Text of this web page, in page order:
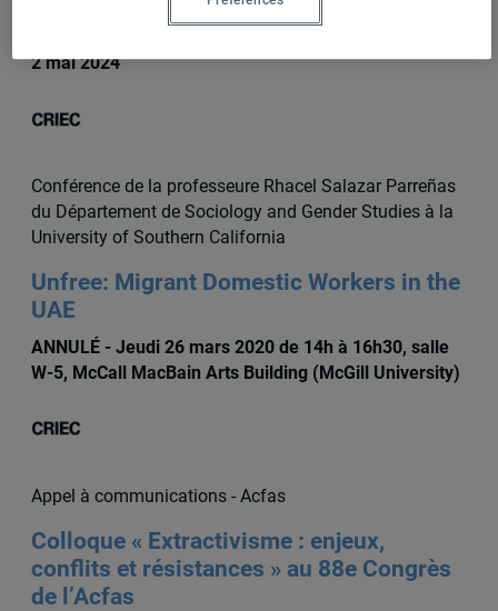
Elle avait notamment fondé le Centre de recherche en
2 mai 2024
Conférence de la professeure Rhacel Salazar Parreñas
du Département de Sociology and Gender Studies à la
University of Southern California
Unfree: Migrant Domestic Workers in the
UAE
ANNULÉ - Jeudi 26 mars 2020 de 14h à 16h30, salle
W-5, McCall MacBain Arts Building (McGill University)
Appel à communications - Acfas
Colloque « Extractivisme : enjeux,
conflits et résistances » au 88e Congrès
de l’Acfas